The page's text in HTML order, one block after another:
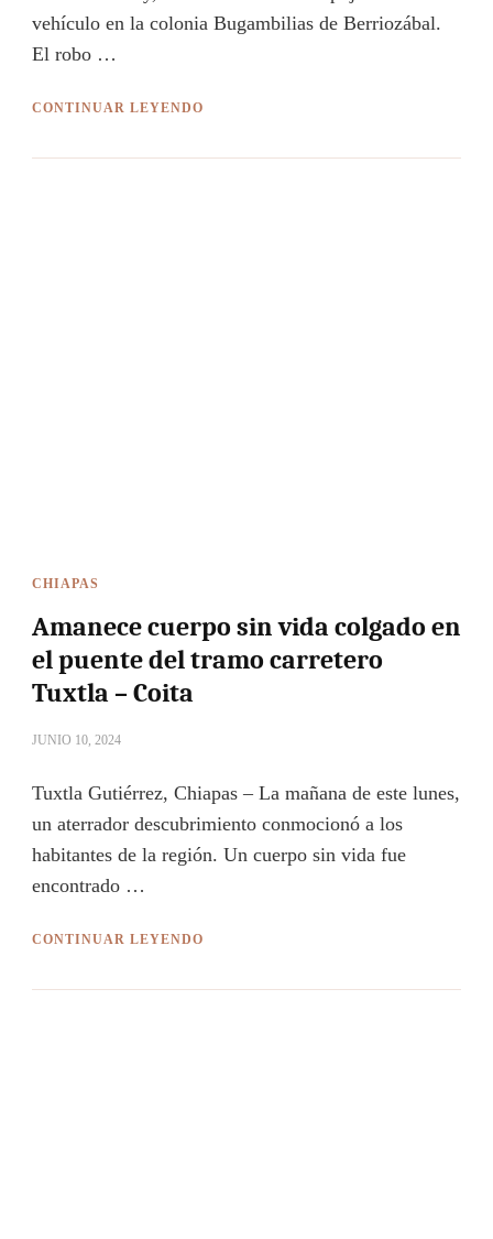
vehículo en la colonia Bugambilias de Berriozábal.
El robo …
CONTINUAR LEYENDO
CHIAPAS
Amanece cuerpo sin vida colgado en
el puente del tramo carretero
Tuxtla – Coita
JUNIO 10, 2024
Tuxtla Gutiérrez, Chiapas – La mañana de este lunes,
un aterrador descubrimiento conmocionó a los
habitantes de la región. Un cuerpo sin vida fue
encontrado …
CONTINUAR LEYENDO